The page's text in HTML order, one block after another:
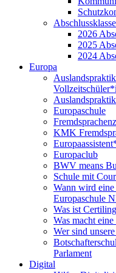
2026
2025
2024
Europa
Europaschule
KMK
Europaclub
BWV means
Schule mit
Wann wird eine
Europaschule
Was ist
Was macht
Wer sind
Parlament
Digital